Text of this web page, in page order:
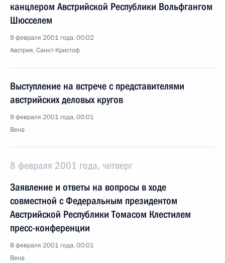
канцлером Австрийской Республики Вольфгангом
Шюсселем
9 февраля 2001 года, 00:02
Австрия, Санкт-Кристоф
Выступление на встрече с представителями
австрийских деловых кругов
9 февраля 2001 года, 00:01
Вена
8 февраля 2001 года, четверг
Заявление и ответы на вопросы в ходе
совместной с Федеральным президентом
Австрийской Республики Томасом Клестилем
пресс-конференции
8 февраля 2001 года, 00:01
Вена